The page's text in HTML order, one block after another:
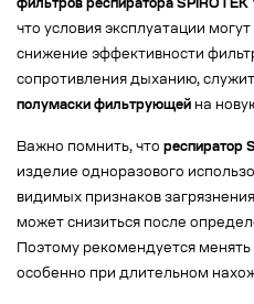
фильтров респиратора
что условия эксплуатации
снижение эффективности
сопротивления дыханию,
полумаски фильтрующей на
Важно помнить, что респиратор
изделие одноразового
видимых признаков
может снизиться после
Поэтому рекомендуется менять
особенно при длительном